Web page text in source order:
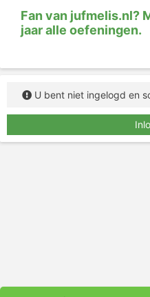
Fan van jufmelis.nl?
jaar alle oefeningen.
U bent niet ingelogd en